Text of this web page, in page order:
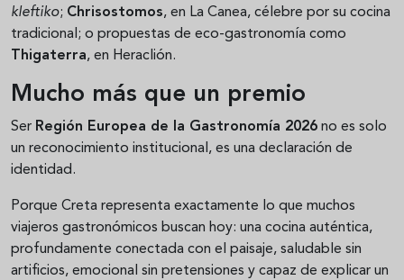
kleftiko; Chrisostomos, en La Canea, célebre por su cocina
tradicional; o propuestas de eco-gastronomía como
Thigaterra, en Heraclión.
Mucho más que un premio
Ser Región Europea de la Gastronomía 2026 no es solo
un reconocimiento institucional, es una declaración de
identidad.
Porque Creta representa exactamente lo que muchos
viajeros gastronómicos buscan hoy: una cocina auténtica,
profundamente conectada con el paisaje, saludable sin
artificios, emocional sin pretensiones y capaz de explicar un